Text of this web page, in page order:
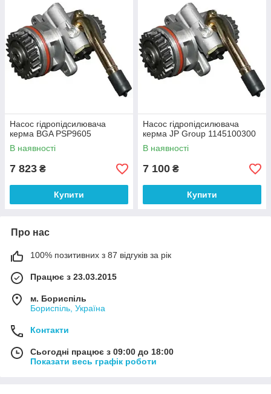
Насос гідропідсилювача
керма BGA PSP9605
В наявності
7 823 ₴
Купити
Насос гідропідсилювача
керма JP Group 1145100300
В наявності
7 100 ₴
Купити
Про нас
100% позитивних з 87 відгуків за рік
Працює з 23.03.2015
м. Бориспіль
Бориспіль, Україна
Контакти
Сьогодні працює з 09:00 до 18:00
Показати весь графік роботи